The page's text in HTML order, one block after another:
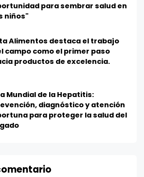
para sembrar salud en
niños"
Alimentos destaca el trabajo
campo como el primer paso
productos de excelencia.
Mundial de la Hepatitis:
diagnóstico y atención
para proteger la salud del